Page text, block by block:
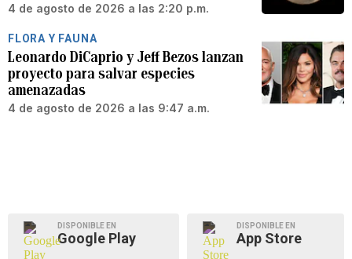
4 de agosto de 2026 a las 2:20 p.m.
FLORA Y FAUNA
Leonardo DiCaprio y Jeff Bezos lanzan
proyecto para salvar especies
amenazadas
4 de agosto de 2026 a las 9:47 a.m.
DISPONIBLE EN
Google Play
DISPONIBLE EN
App Store